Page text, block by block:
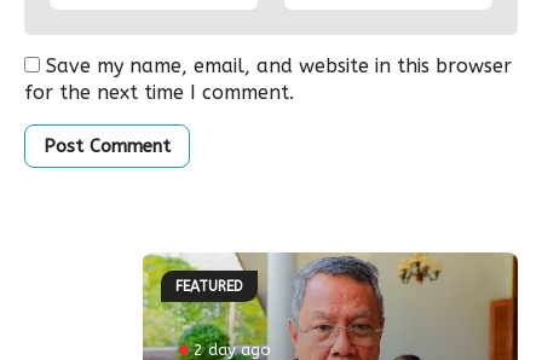
Save my name, email, and website in this browser
for the next time I comment.
FEATURED
2 day ago